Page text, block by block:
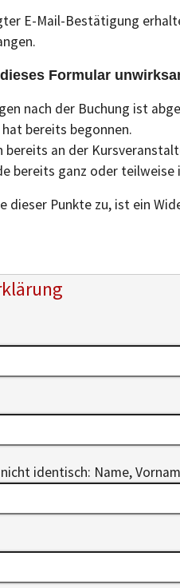
E-Mail-Bestätigung
Formular
nach der Buchung ist
bereits begonnen.
bereits an der
bereits ganz oder teilweise
dieser Punkte zu, ist ein
identisch: Name,